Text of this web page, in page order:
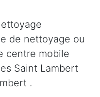
de nettoyage ou
centre mobile
Saint Lambert
.